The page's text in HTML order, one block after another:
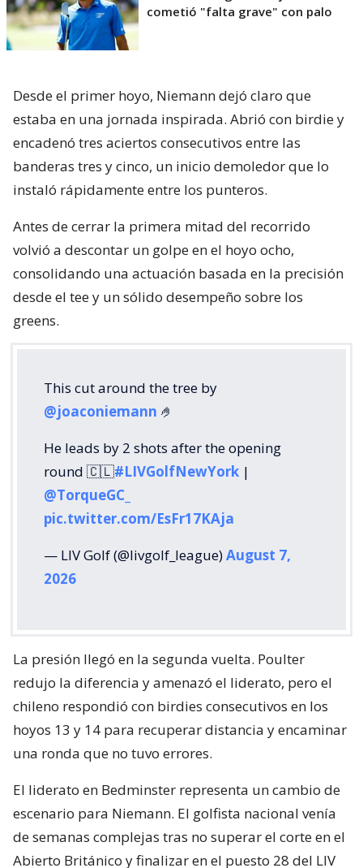
cometió "falta grave" con palo
Desde el primer hoyo, Niemann dejó claro que
estaba en una jornada inspirada. Abrió con birdie y
encadenó tres aciertos consecutivos entre las
banderas tres y cinco, un inicio demoledor que lo
instaló rápidamente entre los punteros.
Antes de cerrar la primera mitad del recorrido
volvió a descontar un golpe en el hoyo ocho,
consolidando una actuación basada en la precisión
desde el tee y un sólido desempeño sobre los
greens.
This cut around the tree by
@joaconiemann 🤌
He leads by 2 shots after the opening
round 🇨🇱#LIVGolfNewYork |
@TorqueGC_
pic.twitter.com/EsFr17KAja
— LIV Golf (@livgolf_league)August 7,
2026
La presión llegó en la segunda vuelta. Poulter
redujo la diferencia y amenazó el liderato, pero el
chileno respondió con birdies consecutivos en los
hoyos 13 y 14 para recuperar distancia y encaminar
una ronda que no tuvo errores.
El liderato en Bedminster representa un cambio de
escenario para Niemann. El golfista nacional venía
de semanas complejas tras no superar el corte en el
Abierto Británico y finalizar en el puesto 28 del LIV